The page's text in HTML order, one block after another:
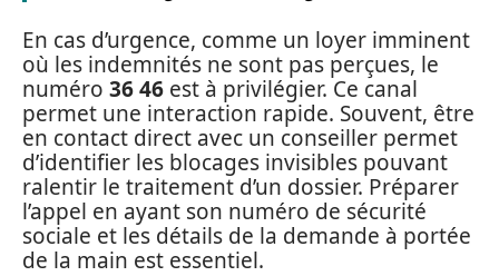
En cas d’urgence, comme un loyer imminent
où les indemnités ne sont pas perçues, le
numéro 36 46 est à privilégier. Ce canal
permet une interaction rapide. Souvent, être
en contact direct avec un conseiller permet
d’identifier les blocages invisibles pouvant
ralentir le traitement d’un dossier. Préparer
l’appel en ayant son numéro de sécurité
sociale et les détails de la demande à portée
de la main est essentiel.